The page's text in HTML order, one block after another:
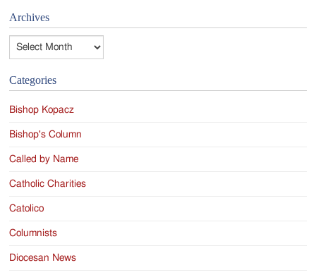
Archives
Archives
Categories
Bishop Kopacz
Bishop's Column
Called by Name
Catholic Charities
Catolico
Columnists
Diocesan News